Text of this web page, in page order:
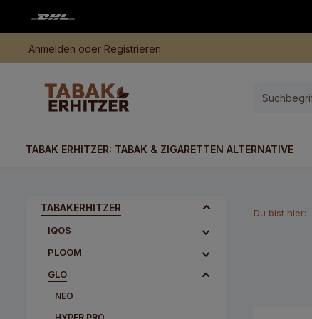
Zur Hauptnavigation springen
Anmelden oder Registrieren
TABAK ERHITZER: TABAK & ZIGARETTEN ALTERNATIVE
TABAKERHITZER
IQOS
PLOOM
GLO
NEO
Du bist hier: